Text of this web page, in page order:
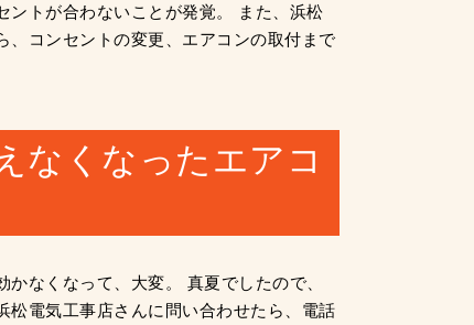
ントが合わないことが発覚。 また、浜松
、コンセントの変更、エアコンの取付まで
くなったエアコ
なくなって、大変。 真夏でしたので、
松電気工事店さんに問い合わせたら、電話